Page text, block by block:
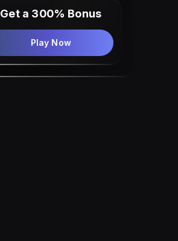
Get a 300% Bonus
Play Now